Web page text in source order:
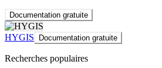
Documentation gratuite
HYGIS Documentation gratuite
Recherches populaires